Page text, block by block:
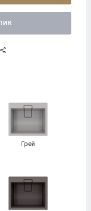
Грей